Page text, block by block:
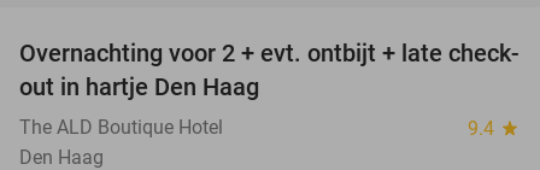
30%
Overnachting voor 2 + evt. ontbijt + late check-
out in hartje Den Haag
The ALD Boutique Hotel 9.4 star
Den Haag